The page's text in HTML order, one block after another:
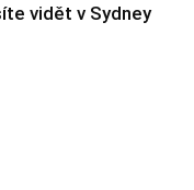
vidět v Sydney